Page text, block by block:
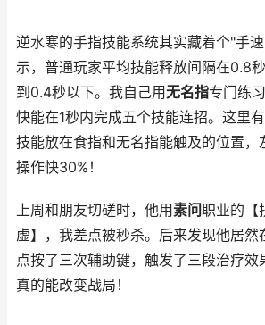
逆水寒的手指技能系统其实藏着个"手
示，普通玩家平均技能释放间隔在0.8
到0.4秒以下。我自己用无名指专门练
快能在1秒内完成五个技能连招。这里
技能放在食指和无名指能触及的位置，
操作快30%！
上周和朋友切磋时，他用素问职业的【
虚】，我差点被秒杀。后来发现他居然
点按了三次辅助键，触发了三段治疗效
真的能改变战局！